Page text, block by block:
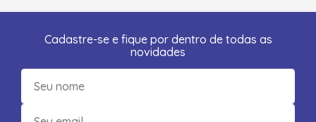
Cadastre-se e fique por dentro de todas as
novidades